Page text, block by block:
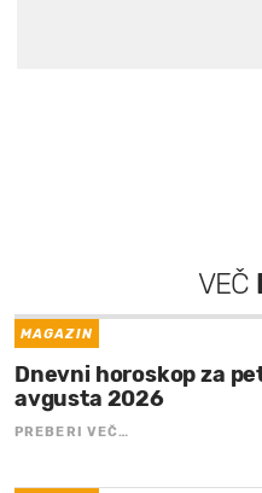
VEČ
MAGAZIN
Dnevni horoskop za
avgusta 2026
PREBERI VEČ…